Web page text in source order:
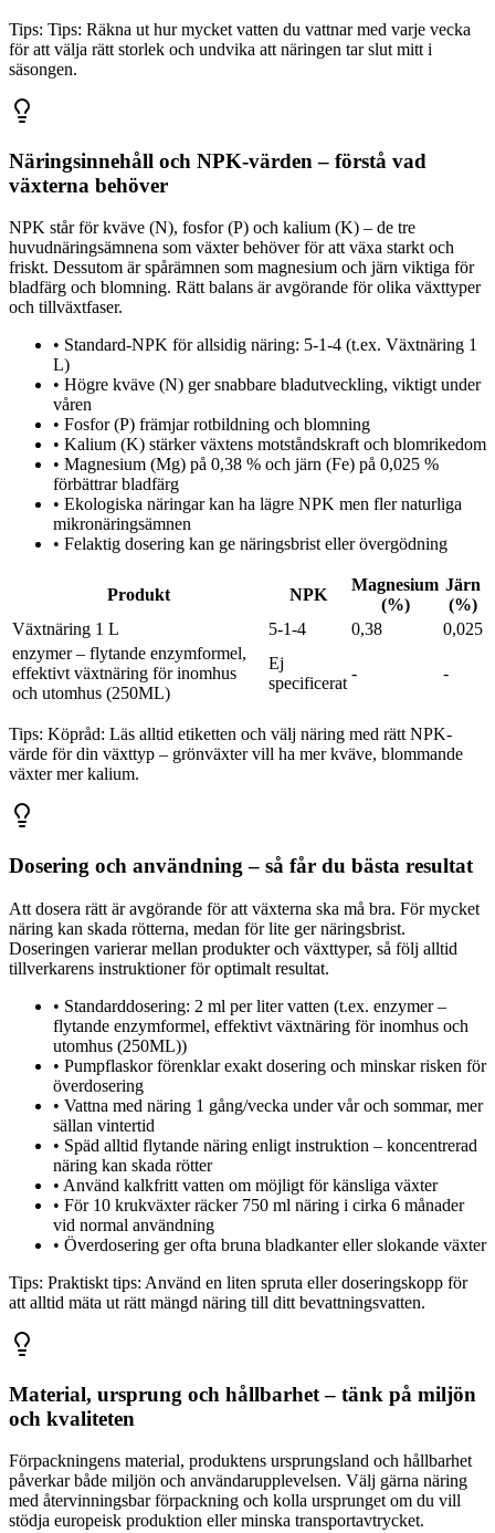
Tips: Tips: Räkna ut hur mycket vatten du vattnar med varje vecka
för att välja rätt storlek och undvika att näringen tar slut mitt i
säsongen.
Näringsinnehåll och NPK-värden – förstå vad
växterna behöver
NPK står för kväve (N), fosfor (P) och kalium (K) – de tre
huvudnäringsämnena som växter behöver för att växa starkt och
friskt. Dessutom är spårämnen som magnesium och järn viktiga för
bladfärg och blomning. Rätt balans är avgörande för olika växttyper
och tillväxtfaser.
• Standard-NPK för allsidig näring: 5-1-4 (t.ex. Växtnäring 1
L)
• Högre kväve (N) ger snabbare bladutveckling, viktigt under
våren
• Fosfor (P) främjar rotbildning och blomning
• Kalium (K) stärker växtens motståndskraft och blomrikedom
• Magnesium (Mg) på 0,38 % och järn (Fe) på 0,025 %
förbättrar bladfärg
• Ekologiska näringar kan ha lägre NPK men fler naturliga
mikronäringsämnen
• Felaktig dosering kan ge näringsbrist eller övergödning
Produkt NPK
Magnesium
(%)
Järn
(%)
Växtnäring 1 L
5-1-4 0,38
0,025
enzymer – flytande enzymformel,
effektivt växtnäring för inomhus
och utomhus (250ML)
Ej
specificerat
- -
Tips: Köpråd: Läs alltid etiketten och välj näring med rätt NPK-
värde för din växttyp – grönväxter vill ha mer kväve, blommande
växter mer kalium.
Dosering och användning – så får du bästa resultat
Att dosera rätt är avgörande för att växterna ska må bra. För mycket
näring kan skada rötterna, medan för lite ger näringsbrist.
Doseringen varierar mellan produkter och växttyper, så följ alltid
tillverkarens instruktioner för optimalt resultat.
• Standarddosering: 2 ml per liter vatten (t.ex. enzymer –
flytande enzymformel, effektivt växtnäring för inomhus och
utomhus (250ML))
• Pumpflaskor förenklar exakt dosering och minskar risken för
överdosering
• Vattna med näring 1 gång/vecka under vår och sommar, mer
sällan vintertid
• Späd alltid flytande näring enligt instruktion – koncentrerad
näring kan skada rötter
• Använd kalkfritt vatten om möjligt för känsliga växter
• För 10 krukväxter räcker 750 ml näring i cirka 6 månader
vid normal användning
• Överdosering ger ofta bruna bladkanter eller slokande växter
Tips: Praktiskt tips: Använd en liten spruta eller doseringskopp för
att alltid mäta ut rätt mängd näring till ditt bevattningsvatten.
Material, ursprung och hållbarhet – tänk på miljön
och kvaliteten
Förpackningens material, produktens ursprungsland och hållbarhet
påverkar både miljön och användarupplevelsen. Välj gärna näring
med återvinningsbar förpackning och kolla ursprunget om du vill
stödja europeisk produktion eller minska transportavtrycket.